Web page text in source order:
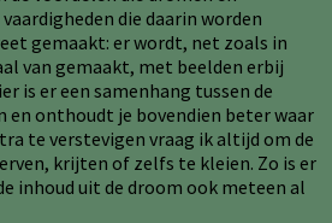
die daarin worden
gemaakt: er wordt, net zoals in
van gemaakt, met beelden erbij
is er een samenhang tussen de
en onthoudt je bovendien beter waar
te verstevigen vraag ik altijd om de
krijten of zelfs te kleien. Zo is er
inhoud uit de droom ook meteen al